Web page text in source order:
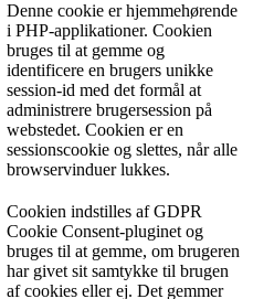
Denne cookie er hjemmehørende
i PHP-applikationer. Cookien
bruges til at gemme og
identificere en brugers unikke
session-id med det formål at
administrere brugersession på
webstedet. Cookien er en
sessionscookie og slettes, når alle
browservinduer lukkes.
Cookien indstilles af GDPR
Cookie Consent-pluginet og
bruges til at gemme, om brugeren
har givet sit samtykke til brugen
af ​​cookies eller ej. Det gemmer